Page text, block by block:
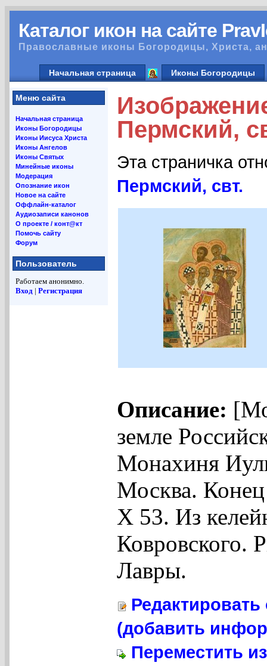
Каталог икон на сайте
Православные иконы Богородицы, Христа,
Начальная страница Иконы Богородицы
Меню сайта
Начальная страница
Иконы Богородицы
Иконы Иисуса Христа
Иконы Ангелов
Иконы Святых
Минейные иконы
Модерация
Опознание икон
Новое на сайте
Оффлайн-каталог
Аудиозаписи канонов
О проекте / конт@кт
Помочь сайту
Форум
Пользователь
Работаем анонимно.
Вход | Регистрация
Пермский,
Эта страничка
Пермский, свт.
Описание:
земле
Монахиня
Москва.
Х 53. Из
Ковровского.
Лавры.
(добавить
Переместить